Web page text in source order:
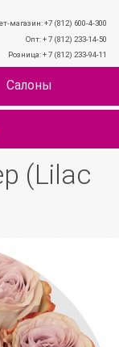
магазин: +7 (812) 600-4-300
Опт: + 7 (812) 233-14-50
Розница: + 7 (812) 233-94-11
Салоны
(Lilac